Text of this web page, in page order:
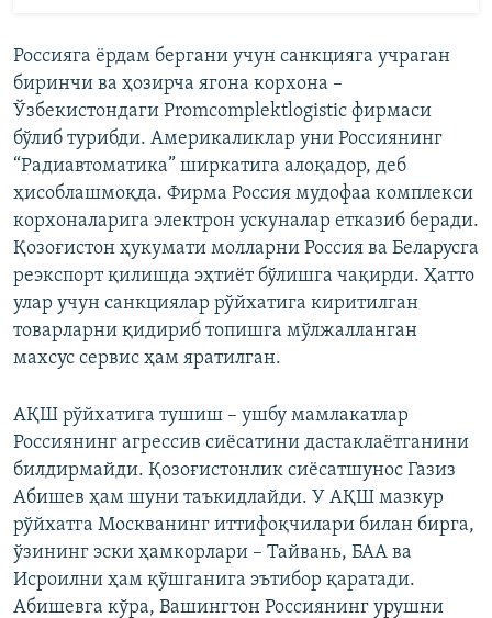
Россияга ёрдам бергани учун санкцияга учраган
биринчи ва ҳозирча ягона корхона –
Ўзбекистондаги Promcomplektlogistic фирмаси
бўлиб турибди. Америкаликлар уни Россиянинг
“Радиавтоматика” ширкатига алоқадор, деб
ҳисоблашмоқда. Фирма Россия мудофаа комплекси
корхоналарига электрон ускуналар етказиб беради.
Қозоғистон ҳукумати молларни Россия ва Беларусга
реэкспорт қилишда эҳтиёт бўлишга чақирди. Ҳатто
улар учун санкциялар рўйхатига киритилган
товарларни қидириб топишга мўлжалланган
махсус сервис ҳам яратилган.
АҚШ рўйхатига тушиш – ушбу мамлакатлар
Россиянинг агрессив сиёсатини дастаклаётганини
билдирмайди. Қозоғистонлик сиёсатшунос Газиз
Абишев ҳам шуни таъкидлайди. У АҚШ мазкур
рўйхатга Москванинг иттифоқчилари билан бирга,
ўзининг эски ҳамкорлари – Тайвань, БАА ва
Исроилни ҳам қўшганига эътибор қаратади.
Абишевга кўра, Вашингтон Россиянинг урушни